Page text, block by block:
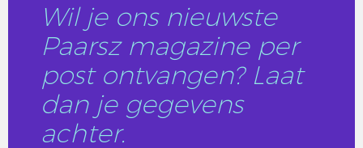
Wil je ons nieuwste
Paarsz magazine per
post ontvangen? Laat
dan je gegevens
achter.